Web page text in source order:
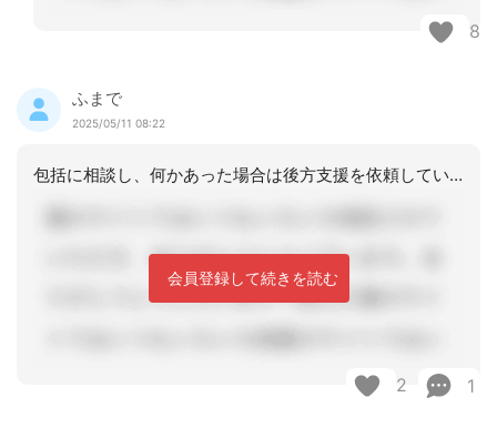
8
ふまで
2025/05/11 08:22
包括に相談し、何かあった場合は後方支援を依頼していると1人ケアマネの方から聞いた
会員登録して続きを読む
2 1